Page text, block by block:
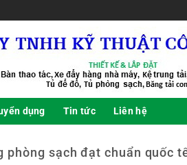
dụng Tin tức Liên hệ
phòng sạch đạt chuẩn quốc